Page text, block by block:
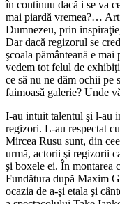
în continuu dacă i se va
mai piardă vremea?…
Dumnezeu, prin
Dar dacă regizorul se
şcoala pământeană e
vedem tot felul de
ce să nu ne dăm ochii pe
faimoasă galerie? Unde
I-au intuit talentul şi l-au
regizori. L-au respectat
Mircea Rusu sunt, din
urmă, actorii şi regizorii
şi boxele ei. În montarea
Fundătura după Maxim
ocazia de a-şi etala şi